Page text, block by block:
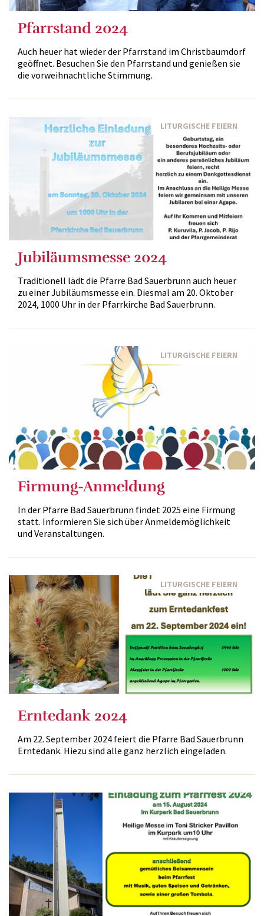
Pfarrstand 2024
Auch heuer hat wieder der Pfarrstand im Christbaumdorf
geöffnet. Besuchen Sie den Pfarrstand und genießen sie
die vorweihnachtliche Stimmung.
LITURGISCHE FEIERN
Jubiläumsmesse 2024
Traditionell lädt die Pfarre Bad Sauerbrunn auch heuer
zu einer Jubiläumsmesse ein. Diesmal am 20. Oktober
2024, 1000 Uhr in der Pfarrkirche Bad Sauerbrunn.
LITURGISCHE FEIERN
Firmung-Anmeldung
In der Pfarre Bad Sauerbrunn findet 2025 eine Firmung
statt. Informieren Sie sich über Anmeldemöglichkeit
und Veranstaltungen.
LITURGISCHE FEIERN
Erntedank 2024
Am 22. September 2024 feiert die Pfarre Bad Sauerbrunn
Erntedank. Hiezu sind alle ganz herzlich eingeladen.